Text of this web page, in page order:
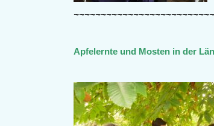
Apfelernte und Mosten in der